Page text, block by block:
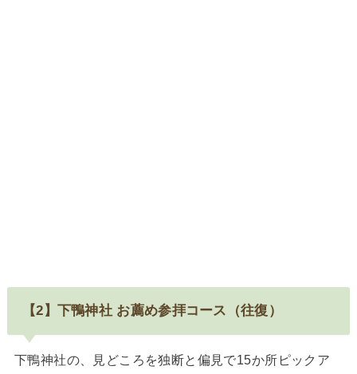
【2】下鴨神社 お薦め参拝コース（往復）
下鴨神社の、見どころを独断と偏見で15か所ピックア